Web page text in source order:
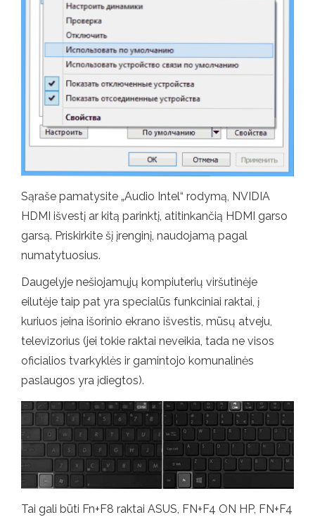
Sąraše pamatysite „Audio Intel“ rodymą, NVIDIA
HDMI išvestį ar kitą parinktį, atitinkančią HDMI garso
garsą. Priskirkite šį įrenginį, naudojamą pagal
numatytuosius.
Daugelyje nešiojamųjų kompiuterių viršutinėje
eilutėje taip pat yra specialūs funkciniai raktai, į
kuriuos įeina išorinio ekrano išvestis, mūsų atveju,
televizorius (jei tokie raktai neveikia, tada ne visos
oficialios tvarkyklės ir gamintojo komunalinės
paslaugos yra įdiegtos).
Tai gali būti Fn+F8 raktai ASUS, FN+F4 ON HP, FN+F4